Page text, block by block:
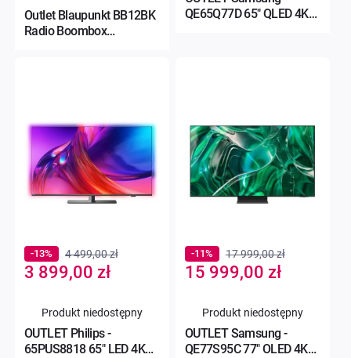
Outlet Blaupunkt BB12BK
Radio Boombox
QE65Q77D 65" QLED 4K
OUTLET Philips -
65PUS8818 65" LED 4K
Special
Price
3 899,00 zł
-13% 4 499,00 zł
Produkt niedostępny
OUTLET Samsung -
QE77S95C 77" OLED 4K
Special
Price
15 999,00 zł
-11% 17 999,00 zł
Produkt niedostępny